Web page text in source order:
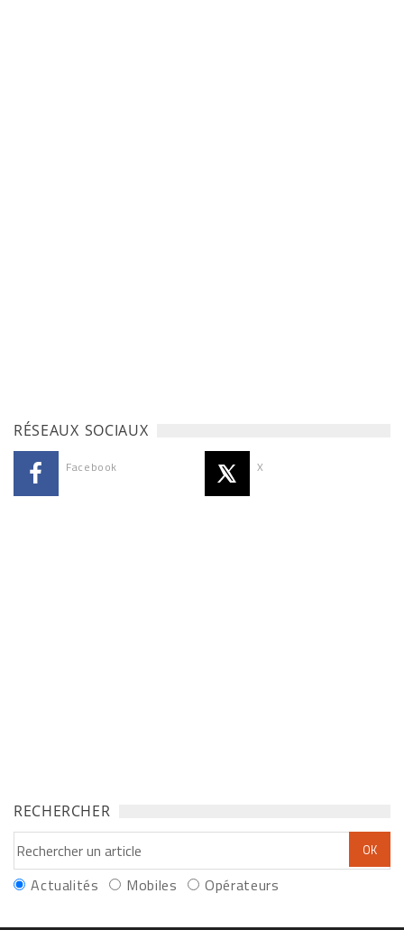
RÉSEAUX SOCIAUX
Facebook X
RECHERCHER
Actualités Mobiles Opérateurs